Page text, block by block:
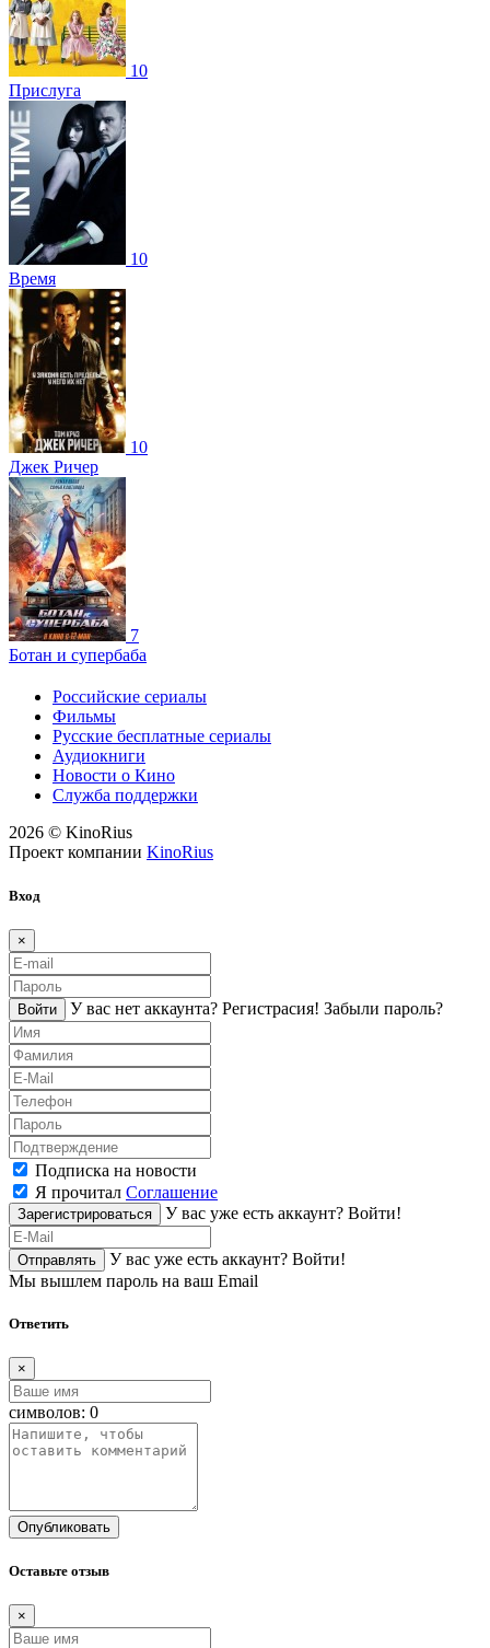
10
Прислуга
10
Время
10
Джек Ричер
7
Ботан и супербаба
Российские сериалы
Фильмы
Русские бесплатные сериалы
Аудиокниги
Новости о Кино
Служба поддержки
2026 © KinoRius
Проект компании KinoRius
Вход
×
Войти У вас нет аккаунта? Регистраcия! Забыли пароль?
Подписка на новости
Я прочитал Соглашение
Зарегистрироваться У вас уже есть аккаунт? Войти!
Отправлять У вас уже есть аккаунт? Войти!
Мы вышлем пароль на ваш Email
Ответить
×
символов: 0
Опубликовать
Оставьте отзыв
×